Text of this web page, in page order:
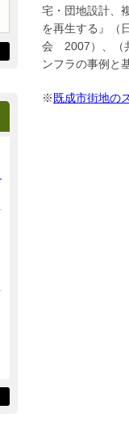
宅・団地設計、
を再生する』（
会 2007）、（
ンフラの事例と
※ 既成市街地の